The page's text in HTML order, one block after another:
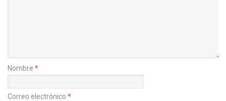
Nombre *
Correo electrónico *